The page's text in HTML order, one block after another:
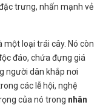
trưng, nhấn mạnh vẻ
một loại trái cây. Nó còn
đáo, chứa đựng giá
người dân khắp nơi
các lễ hội, nghệ
của nó trong nhân